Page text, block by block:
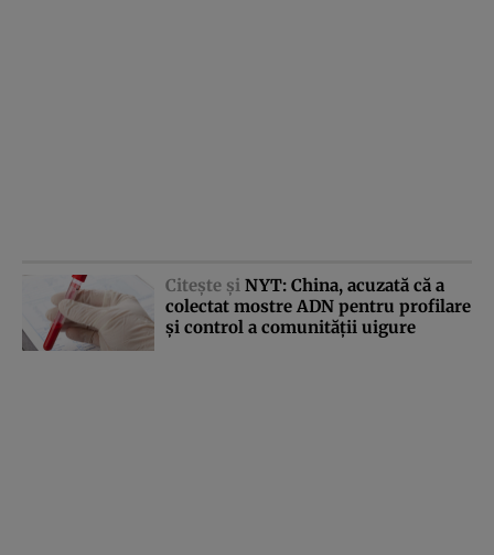
Citeşte şi NYT: China, acuzată că a
colectat mostre ADN pentru profilare
şi control a comunităţii uigure